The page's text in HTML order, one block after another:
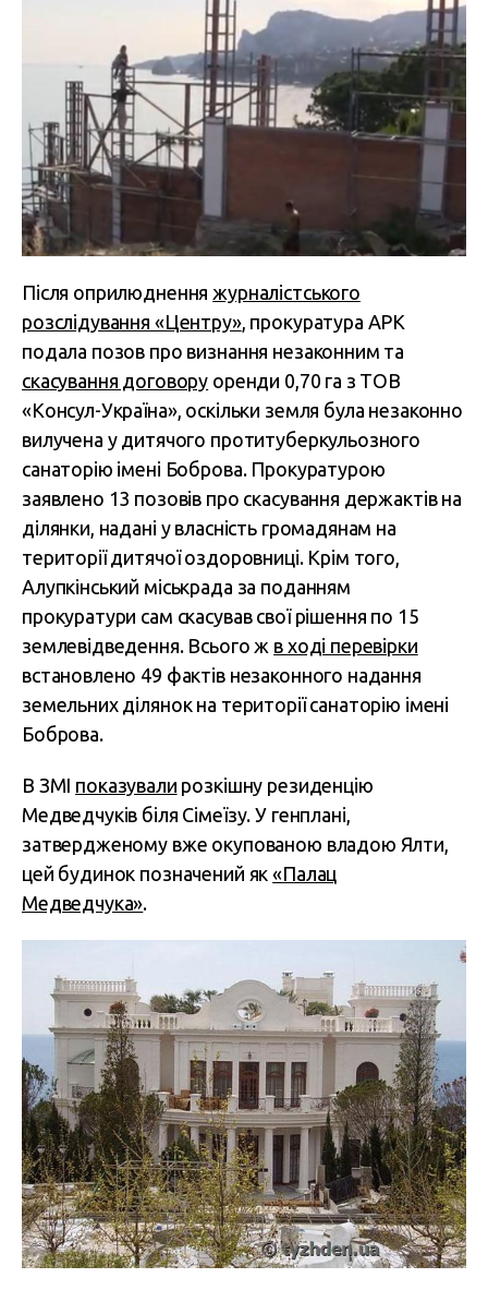
Після оприлюднення журналістського
розслідування «Центру», прокуратура АРК
подала позов про визнання незаконним та
скасування договору оренди 0,70 га з ТОВ
«Консул-Україна», оскільки земля була незаконно
вилучена у дитячого протитуберкульозного
санаторію імені Боброва. Прокуратурою
заявлено 13 позовів про скасування держактів на
ділянки, надані у власність громадянам на
території дитячої оздоровниці. Крім того,
Алупкінський міськрада за поданням
прокуратури сам скасував свої рішення по 15
землевідведення. Всього ж в ході перевірки
встановлено 49 фактів незаконного надання
земельних ділянок на території санаторію імені
Боброва.
В ЗМІ показували розкішну резиденцію
Медведчуків біля Сімеїзу. У генплані,
затвердженому вже окупованою владою Ялти,
цей будинок позначений як«Палац
Медведчука».